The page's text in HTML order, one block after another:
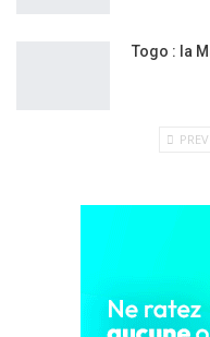
Togo : la
PREV